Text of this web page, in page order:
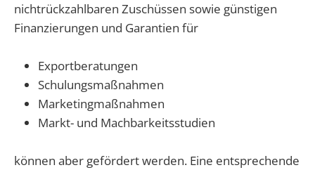
nichtrückzahlbaren Zuschüssen sowie günstigen
Finanzierungen und Garantien für
Exportberatungen
Schulungsmaßnahmen
Marketingmaßnahmen
Markt- und Machbarkeitsstudien
können aber gefördert werden. Eine entsprechende